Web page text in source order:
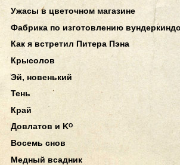
Ужасы в цветочном магазине
Фабрика по изготовлению
Как я встретил Питера Пэна
Крысолов
Эй, новенький
Тень
Край
Довлатов и Kᴼ
Восемь снов
Медный всадник